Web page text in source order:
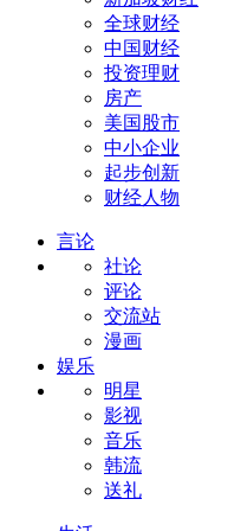
全球财经
中国财经
投资理财
房产
美国股市
中小企业
起步创新
财经人物
言论
社论
评论
交流站
漫画
娱乐
明星
影视
音乐
韩流
送礼